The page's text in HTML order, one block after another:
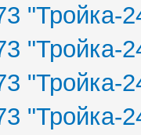
"Тройка-
"Тройка-
"Тройка-
"Тройка-